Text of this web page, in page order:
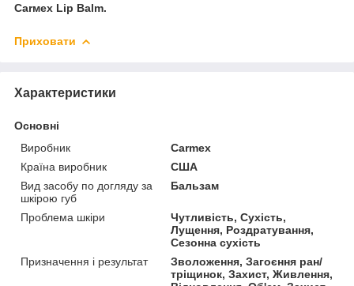
Саrмех Lip Balm.
Приховати
Характеристики
Основні
Виробник
Carmex
Країна виробник
США
Вид засобу по догляду за
шкірою губ
Бальзам
Проблема шкіри
Чутливість, Сухість,
Лущення, Роздратування,
Сезонна сухість
Призначення і результат
Зволоження, Загоєння ран/
тріщинок, Захист, Живлення,